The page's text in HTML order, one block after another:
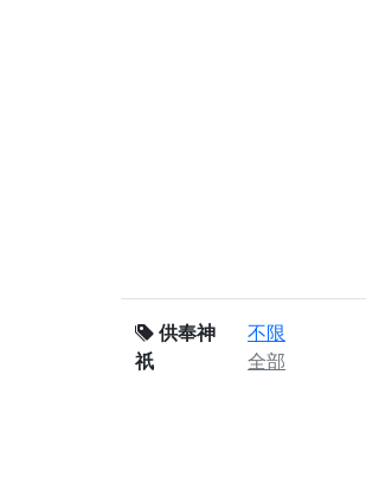
供奉神
祇
不限
全部